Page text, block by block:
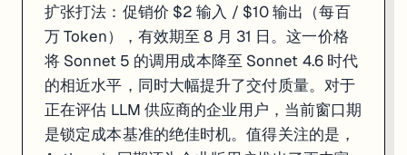
扩张打法：促销价 $2 输入 / $10 输出（每百
万 Token），有效期至 8 月 31 日。这一价格
将 Sonnet 5 的调用成本降至 Sonnet 4.6 时代
的相近水平，同时大幅提升了交付质量。对于
正在评估 LLM 供应商的企业用户，当前窗口期
是锁定成本基准的绝佳时机。值得关注的是，